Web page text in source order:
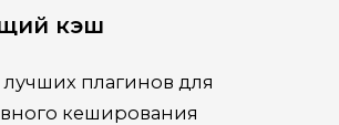
кэш
плагинов для
кеширования